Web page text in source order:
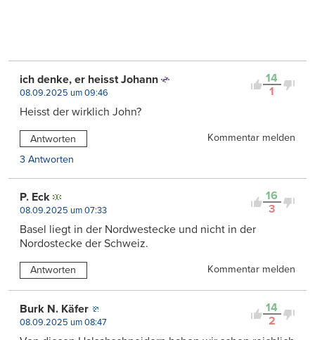
14
1
ich denke, er heisst Johann
08.09.2025 um 09:46
Heisst der wirklich John?
Antworten
Kommentar melden
3 Antworten
16
3
P. Eck
08.09.2025 um 07:33
Basel liegt in der Nordwestecke und nicht in der
Nordostecke der Schweiz.
Antworten Kommentar melden
14
2
Burk N. Käfer
08.09.2025 um 08:47